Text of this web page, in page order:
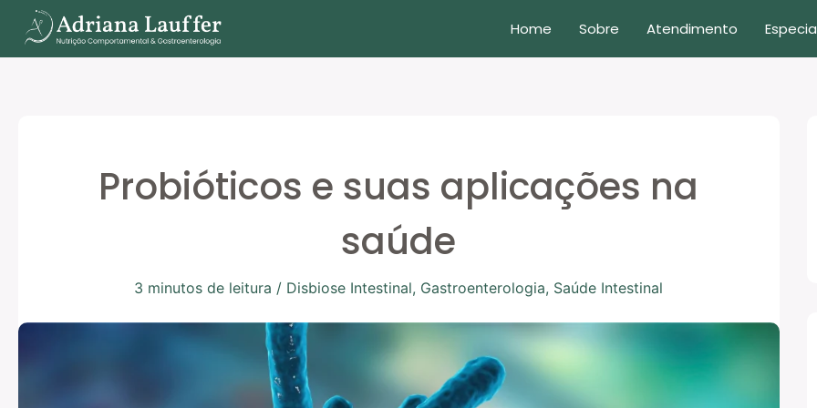
para
o
Home Sobre Atendimento
Probióticos e suas aplicações na
saúde
3 minutos de leitura / Disbiose Intestinal, Gastroenterologia, Saúde Intestinal